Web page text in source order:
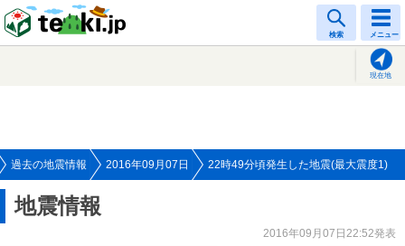
検索 メニュー
現在地
過去の地震情報 2016年09月07日 22時49分頃発生した地震(最大震度1)
地震情報
2016年09月07日22:52発表